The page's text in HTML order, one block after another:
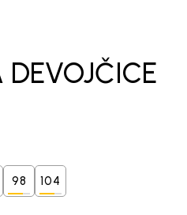
DEVOJČICE
98 104